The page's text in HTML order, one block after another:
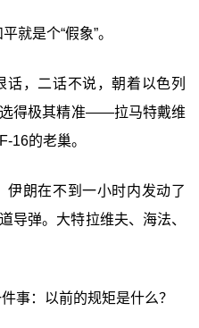
就是个“假象”。
，二话不说，朝着以色列
得极其精准——拉马特戴维
16的老巢。
伊朗在不到一小时内发动了
导弹。大特拉维夫、海法、
事：以前的规矩是什么？